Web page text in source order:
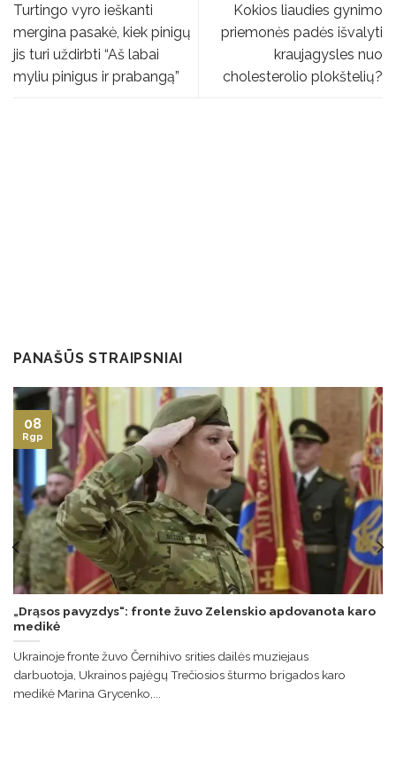
Turtingo vyro ieškanti
mergina pasakė, kiek pinigų
jis turi uždirbti “Aš labai
myliu pinigus ir prabangą”
Kokios liaudies gynimo
priemonės padės išvalyti
kraujagysles nuo
cholesterolio plokštelių?
PANAŠŪS STRAIPSNIAI
„Drąsos pavyzdys“: fronte žuvo Zelenskio apdovanota karo
medikė
Ukrainoje fronte žuvo Černihivo srities dailės muziejaus
darbuotoja, Ukrainos pajėgų Trečiosios šturmo brigados karo
medikė Marina Grycenko,...
08
Rgp